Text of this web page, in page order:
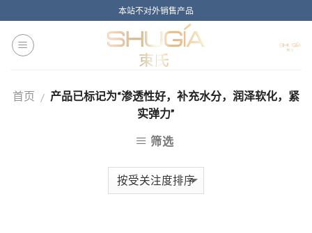
content
本站不对外销售产品
首页 / 产品已标记为“渗透性好，补充水分，润泽软化，紧
实弹力”
筛选